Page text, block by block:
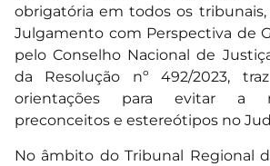
obrigatória em todos os tribunais,
Julgamento com Perspectiva de
pelo Conselho Nacional de
da Resolução nº 492/2023,
orientações para evitar a
preconceitos e estereótipos no
No âmbito do Tribunal Regional